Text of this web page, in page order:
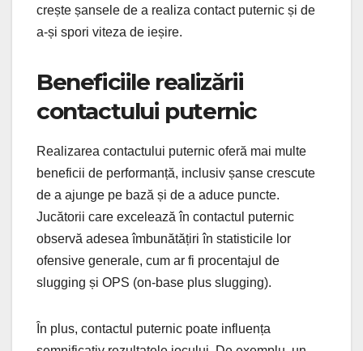
crește șansele de a realiza contact puternic și de
a-și spori viteza de ieșire.
Beneficiile realizării
contactului puternic
Realizarea contactului puternic oferă mai multe
beneficii de performanță, inclusiv șanse crescute
de a ajunge pe bază și de a aduce puncte.
Jucătorii care excelează în contactul puternic
observă adesea îmbunătățiri în statisticile lor
ofensive generale, cum ar fi procentajul de
slugging și OPS (on-base plus slugging).
În plus, contactul puternic poate influența